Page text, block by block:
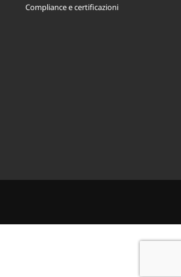
Compliance e certificazioni